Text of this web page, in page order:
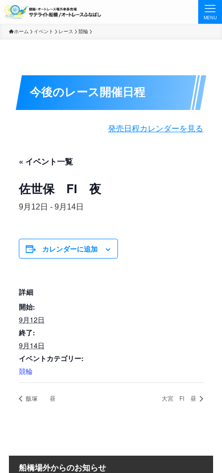
MENU
ホーム イベント レース 競輪
今後のレース開催日程
発売日程カレンダーを見る
« イベント一覧
佐世保 FⅠ 夜
9月12日 - 9月14日
カレンダーに追加
詳細
開始:
9月12日
終了:
9月14日
イベントカテゴリー:
競輪
飯塚 昼 大宮 FⅠ 昼
船橋場外からのお知らせ